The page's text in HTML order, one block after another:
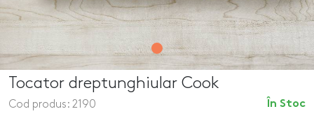
Tocator dreptunghiular Cook
În Stoc
Cod produs: 2190